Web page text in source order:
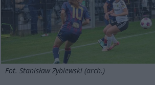
Fot. Stanisław Zyblewski (arch.)